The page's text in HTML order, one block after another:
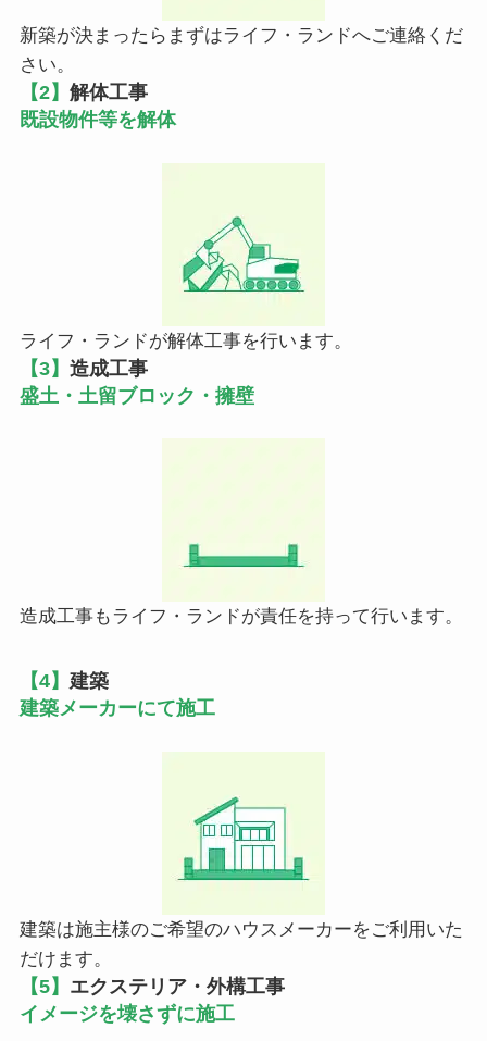
新築が決まったらまずはライフ・ランドへご連絡くだ
さい。
【2】 解体工事
既設物件等を解体
ライフ・ランドが解体工事を行います。
【3】 造成工事
盛土・土留ブロック・擁壁
造成工事もライフ・ランドが責任を持って行います。
【4】 建築
建築メーカーにて施工
建築は施主様のご希望のハウスメーカーをご利用いた
だけます。
【5】 エクステリア・外構工事
イメージを壊さずに施工